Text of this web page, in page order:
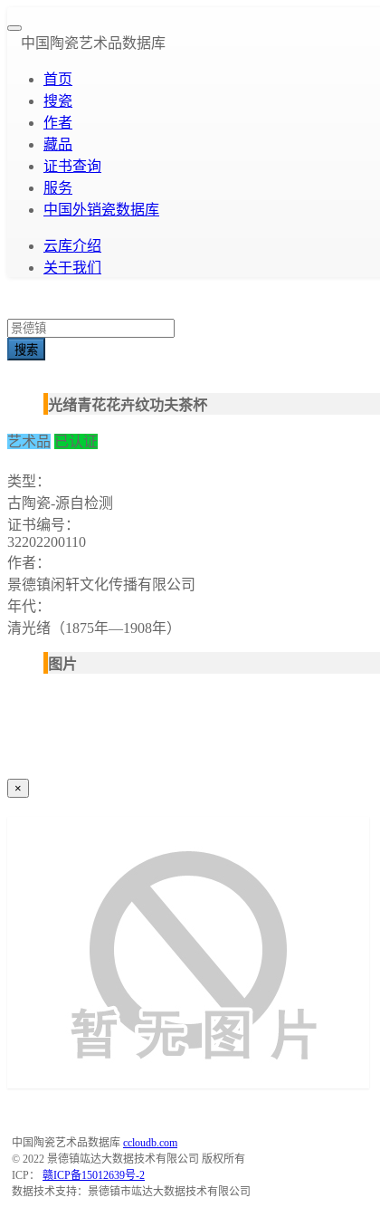
中国陶瓷艺术品数据库
首页
搜瓷
作者
藏品
证书查询
服务
中国外销瓷数据库
云库介绍
关于我们
搜索
光绪青花花卉纹功夫茶杯
艺术品 已认证
类型：
古陶瓷-源自检测
证书编号：
32202200110
作者：
景德镇闲轩文化传播有限公司
年代：
清光绪（1875年—1908年）
图片
×
中国陶瓷艺术品数据库 ccloudb.com
© 2022 景德镇竑达大数据技术有限公司 版权所有
ICP： 赣ICP备15012639号-2
数据技术支持：景德镇市竑达大数据技术有限公司